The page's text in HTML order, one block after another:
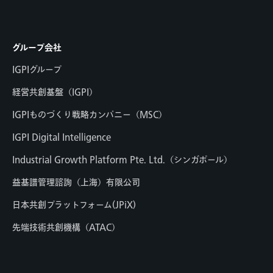
グループ会社
IGPIグループ
経営共創基盤（IGPI）
IGPIものづくり戦略カンパニー（MSC）
IGPI Digital Intelligence
Industrial Growth Platform Pte. Ltd.（シンガポール）
益基譜管理諮詢（上海）有限公司
日本共創プラットフォーム(JPiX)
先端技術共創機構（ATAC）